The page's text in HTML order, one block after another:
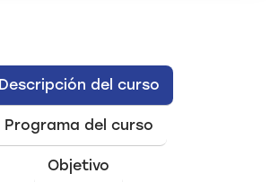
Descripción del curso
Programa del curso
Objetivo